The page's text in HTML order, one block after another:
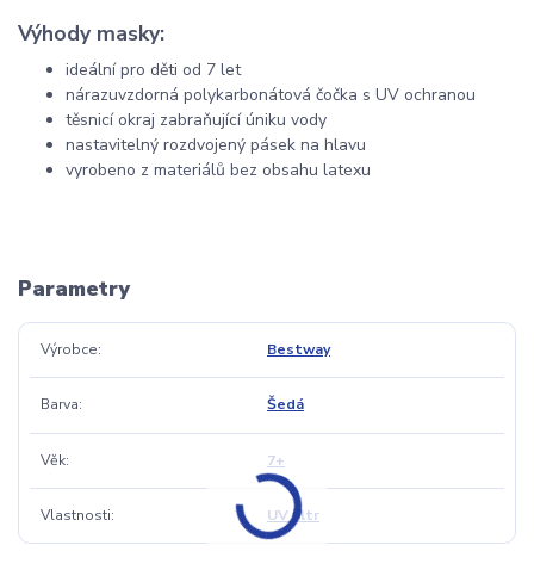
Výhody masky:
ideální pro děti od 7 let
nárazuvzdorná polykarbonátová čočka s UV ochranou
těsnicí okraj zabraňující úniku vody
nastavitelný rozdvojený pásek na hlavu
vyrobeno z materiálů bez obsahu latexu
Parametry
Výrobce Bestway
Barva Šedá
Věk 7+
Vlastnosti UV filtr